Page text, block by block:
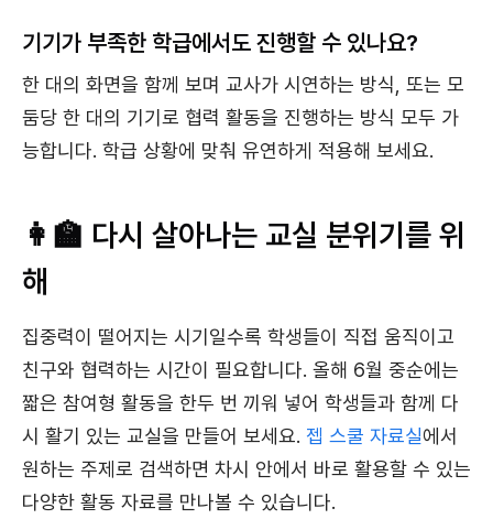
기기가 부족한 학급에서도 진행할 수 있나요?
한 대의 화면을 함께 보며 교사가 시연하는 방식, 또는 모
둠당 한 대의 기기로 협력 활동을 진행하는 방식 모두 가
능합니다. 학급 상황에 맞춰 유연하게 적용해 보세요.
👩‍🏫 다시 살아나는 교실 분위기를 위
해
집중력이 떨어지는 시기일수록 학생들이 직접 움직이고
친구와 협력하는 시간이 필요합니다. 올해 6월 중순에는
짧은 참여형 활동을 한두 번 끼워 넣어 학생들과 함께 다
시 활기 있는 교실을 만들어 보세요. 젭 스쿨 자료실에서
원하는 주제로 검색하면 차시 안에서 바로 활용할 수 있는
다양한 활동 자료를 만나볼 수 있습니다.